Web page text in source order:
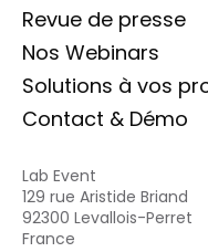
Revue de presse
Nos Webinars
Solutions à vos
Contact & Démo
Lab Event
129 rue Aristide Briand
92300 Levallois-Perret
France